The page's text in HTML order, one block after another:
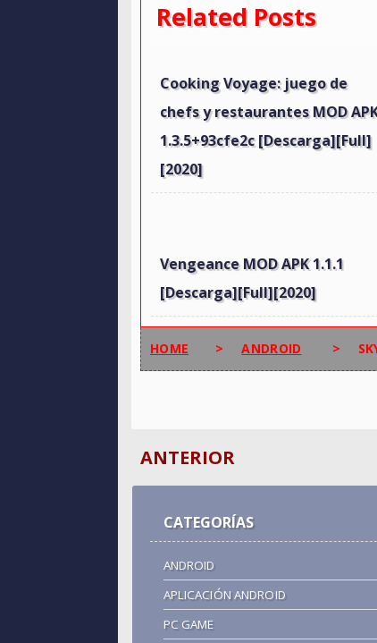
Related Posts
Cooking Voyage: juego de
chefs y restaurantes MOD
1.3.5+93cfe2c [Descarga][Full]
[2020]
Vengeance MOD APK 1.1.1
[Descarga][Full][2020]
HOME > ANDROID >
ANTERIOR
CATEGORÍAS
ANDROID
APLICACIÓN ANDROID
PC GAME